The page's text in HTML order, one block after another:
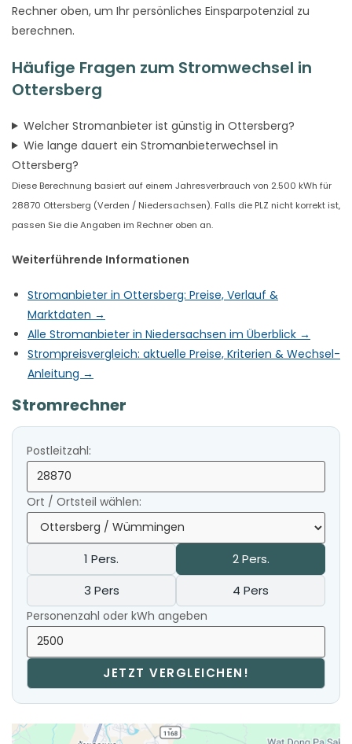
Rechner oben, um Ihr persönliches Einsparpotenzial zu
berechnen.
Häufige Fragen zum Stromwechsel in
Ottersberg
Welcher Stromanbieter ist günstig in Ottersberg?
Wie lange dauert ein Stromanbieterwechsel in
Ottersberg?
Diese Berechnung basiert auf einem Jahresverbrauch von 2.500 kWh für
28870 Ottersberg (Verden / Niedersachsen). Falls die PLZ nicht korrekt ist,
passen Sie die Angaben im Rechner oben an.
Weiterführende Informationen
Stromanbieter in Ottersberg: Preise, Verlauf &
Marktdaten →
Alle Stromanbieter in Niedersachsen im Überblick →
Strompreisvergleich: aktuelle Preise, Kriterien & Wechsel-
Anleitung →
Stromrechner
Postleitzahl:
Ort / Ortsteil wählen:
1 Pers.
2 Pers.
3 Pers
4 Pers
Personenzahl oder kWh angeben
JETZT VERGLEICHEN!